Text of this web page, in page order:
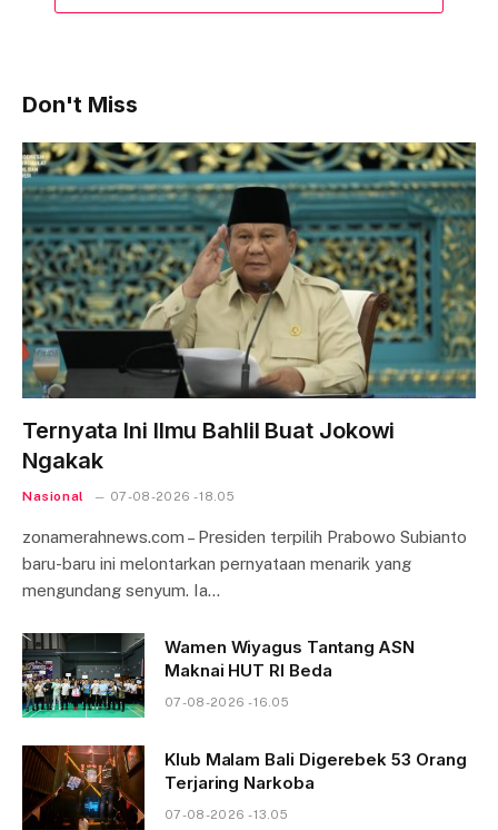
Don't Miss
Ternyata Ini Ilmu Bahlil Buat Jokowi
Ngakak
Nasional 07-08-2026 - 18.05
zonamerahnews.com – Presiden terpilih Prabowo Subianto
baru-baru ini melontarkan pernyataan menarik yang
mengundang senyum. Ia…
Wamen Wiyagus Tantang ASN
Maknai HUT RI Beda
07-08-2026 - 16.05
Klub Malam Bali Digerebek 53 Orang
Terjaring Narkoba
07-08-2026 - 13.05